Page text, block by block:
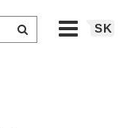
SK